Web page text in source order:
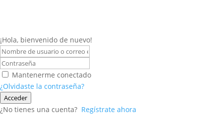
¡Hola, bienvenido de nuevo!
Mantenerme conectado
¿Olvidaste la contraseña?
Acceder
¿No tienes una cuenta? Regístrate ahora